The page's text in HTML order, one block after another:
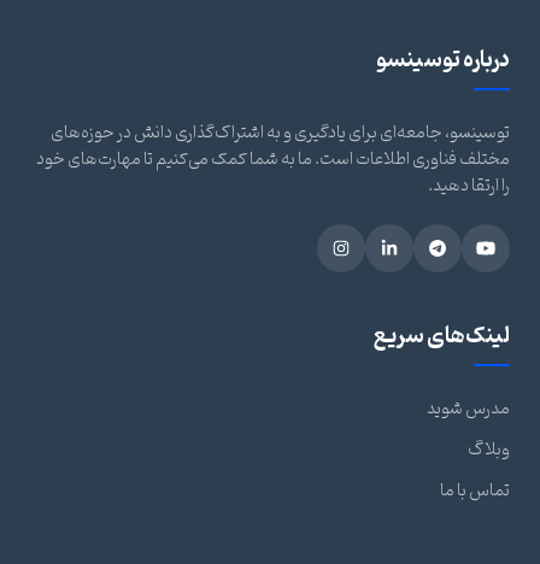
درباره توسینسو
توسینسو، جامعه‌ای برای یادگیری و به اشتراک‌گذاری دانش در حوزه‌های
مختلف فناوری اطلاعات است. ما به شما کمک می‌کنیم تا مهارت‌های خود
را ارتقا دهید.
لینک‌های سریع
مدرس شوید
وبلاگ
تماس با ما